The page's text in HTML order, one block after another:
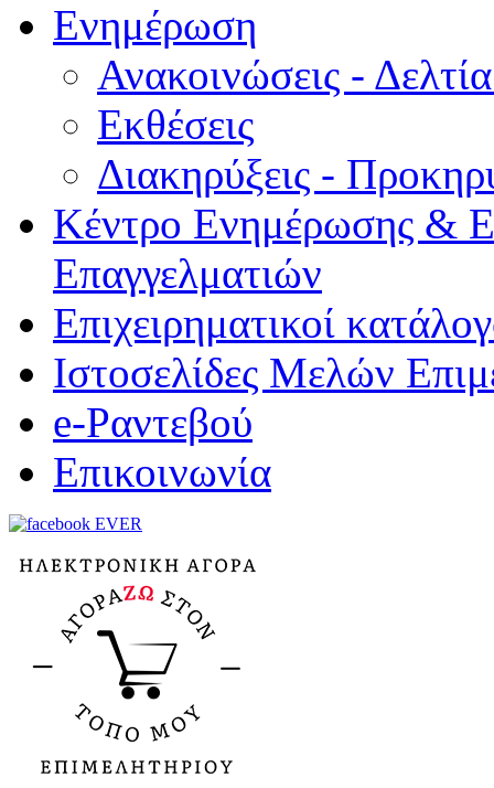
Ενημέρωση
Ανακοινώσεις -
Εκθέσεις
Διακηρύξεις -
Κέντρο Ενημέρωσης &
Επαγγελματιών
Επιχειρηματικοί
Ιστοσελίδες Μελών
e-Ραντεβού
Επικοινωνία